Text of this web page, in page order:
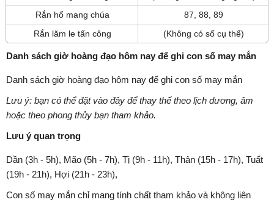
Rắn hổ mang chúa
87, 88, 89
Rắn lăm le tấn công
(Không có số cụ thể)
Danh sách giờ hoàng đạo hôm nay để ghi con số may mắn
Danh sách giờ hoàng đạo hôm nay để ghi con số may mắn
Lưu ý: bạn có thể đặt vào đây để thay thế theo lịch dương, âm
hoặc theo phong thủy bạn tham khảo.
Lưu ý quan trọng
Dần (3h - 5h), Mão (5h - 7h), Tị (9h - 11h), Thân (15h - 17h), Tuất
(19h - 21h), Hợi (21h - 23h),
Con số may mắn chỉ mang tính chất tham khảo và không liên